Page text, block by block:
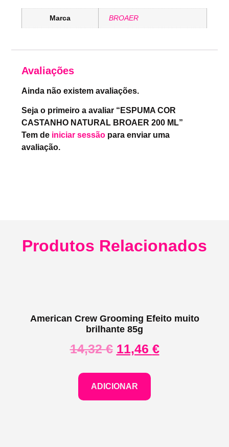
Marca BROAER
Avaliações
Ainda não existem avaliações.
Seja o primeiro a avaliar “ESPUMA COR
CASTANHO NATURAL BROAER 200 ML”
Tem de iniciar sessão para enviar uma
avaliação.
Produtos Relacionados
American Crew Grooming Efeito muito
brilhante 85g
14,32€ 11,46 €
ADICIONAR